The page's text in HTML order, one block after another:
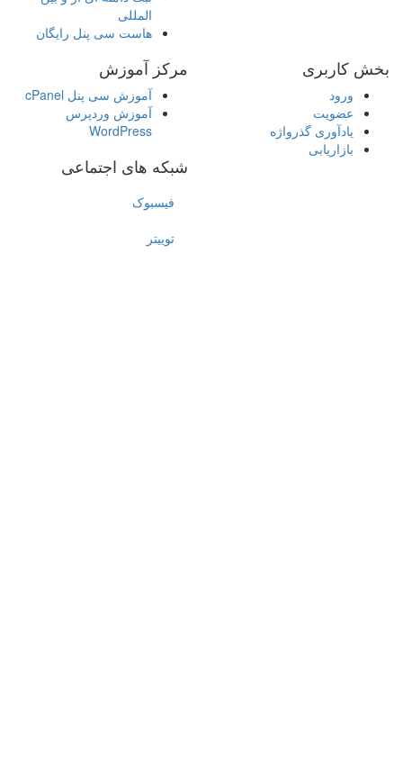
المللی
هاست سی پنل رایگان
بخش کاربری
ورود
عضویت
یادآوری گذرواژه
بازاریابی
مرکز آموزش
آموزش سی پنل cPanel
آموزش وردپرس
WordPress
شبکه های اجتماعی
فیسبوک
توییتر